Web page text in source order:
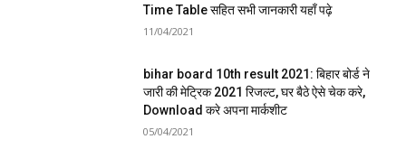
Time Table सहित सभी जानकारी यहाँ पढ़े
11/04/2021
bihar board 10th result 2021: बिहार बोर्ड ने
जारी की मेट्रिक 2021 रिजल्ट, घर बैठे ऐसे चेक करे,
Download करे अपना मार्कशीट
05/04/2021